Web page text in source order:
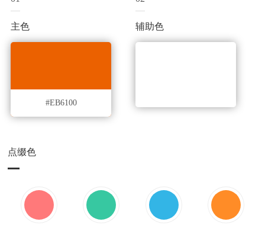
主色
#EB6100
辅助色
点缀色